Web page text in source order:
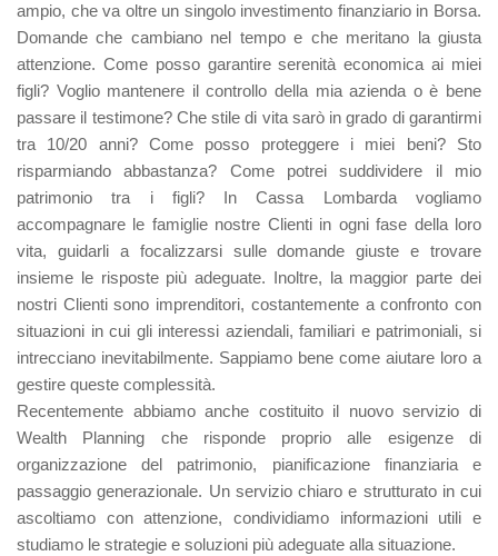
ampio, che va oltre un singolo investimento finanziario in Borsa.
Domande che cambiano nel tempo e che meritano la giusta
attenzione. Come posso garantire serenità economica ai miei
figli? Voglio mantenere il controllo della mia azienda o è bene
passare il testimone? Che stile di vita sarò in grado di garantirmi
tra 10/20 anni? Come posso proteggere i miei beni? Sto
risparmiando abbastanza? Come potrei suddividere il mio
patrimonio tra i figli? In Cassa Lombarda vogliamo
accompagnare le famiglie nostre Clienti in ogni fase della loro
vita, guidarli a focalizzarsi sulle domande giuste e trovare
insieme le risposte più adeguate. Inoltre, la maggior parte dei
nostri Clienti sono imprenditori, costantemente a confronto con
situazioni in cui gli interessi aziendali, familiari e patrimoniali, si
intrecciano inevitabilmente. Sappiamo bene come aiutare loro a
gestire queste complessità.
Recentemente abbiamo anche costituito il nuovo servizio di
Wealth Planning che risponde proprio alle esigenze di
organizzazione del patrimonio, pianificazione finanziaria e
passaggio generazionale. Un servizio chiaro e strutturato in cui
ascoltiamo con attenzione, condividiamo informazioni utili e
studiamo le strategie e soluzioni più adeguate alla situazione.